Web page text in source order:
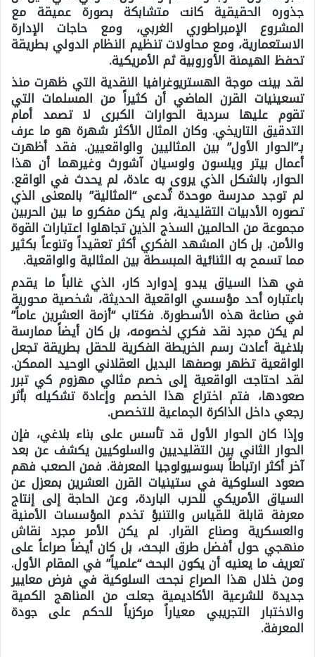
جذوره الحقيقية كانت متشابكة بصورة عميقة مع
المشروع الإمبراطوري الغربي، ومع حاجات الإدارة
الاستعمارية، ومع محاولات تنظيم النظام الدولي بطريقة
تحفظ الهيمنة الأوروبية ثم الأمريكية.
لقد بينت موجة الهستريوغرافيا النقدية التي ظهرت منذ
تسعينيات القرن الماضي أن كثيراً من المسلمات التي
تقوم عليها سردية الحوارات الكبرى لا تصمد أمام
التدقيق التاريخي. وكان المثال الأكثر شهرة هو ما عرف
بـ”الحوار الأول” بين المثاليين والواقعيين. فقد أظهرت
أعمال بيتر ويلسون ولوسيان آشورث وغيرهما أن هذا
الحوار، بالشكل الذي يروى به عادة، لم يحدث في الواقع.
لم توجد مدرسة موحدة تُدعى “المثالية” بالمعنى الذي
تصوره الأدبيات التقليدية، ولم يكن مفكرو ما بين الحربين
مجموعة من الحالمين السذج الذين تجاهلوا اعتبارات القوة
والأمن. بل كان المشهد الفكري أكثر تعقيداً وتنوعاً بكثير
مما تسمح به الثنائية المبسطة بين المثالية والواقعية.
في هذا السياق يبدو إدوارد كار، الذي غالباً ما يقدم
باعتباره أحد مؤسسي الواقعية الحديثة، شخصية محورية
في صناعة هذه الأسطورة. فكتاب“أزمة العشرين عاماً”
لم يكن مجرد نقد فكري لخصومه، بل كان أيضاً ممارسة
بلاغية أعادت رسم الخريطة الفكرية للحقل بطريقة تجعل
الواقعية تظهر بوصفها البديل العقلاني الوحيد الممكن.
لقد احتاجت الواقعية إلى خصم مثالي مهزوم كي تبرر
صعودها، فتم اختراع هذا الخصم وإعادة تشكيله بأثر
رجعي داخل الذاكرة الجماعية للتخصص.
وإذا كان الحوار الأول قد تأسس على بناء بلاغي، فإن
الحوار الثاني بين التقليديين والسلوكيين يكشف عن بعد
آخر أكثر ارتباطاً بسوسيولوجيا المعرفة. فمن الصعب فهم
صعود السلوكية في ستينيات القرن العشرين بمعزل عن
السياق الأمريكي للحرب الباردة، وعن الحاجة إلى إنتاج
معرفة قابلة للقياس والتنبؤ تخدم المؤسسات الأمنية
والعسكرية وصناع القرار. لم يكن الأمر مجرد نقاش
منهجي حول أفضل طرق البحث، بل كان أيضاً صراعاً على
تعريف ما يعنيه أن يكون البحث “علمياً” في المقام الأول.
ومن خلال هذا الصراع نجحت السلوكية في فرض معايير
جديدة للشرعية الأكاديمية جعلت من المناهج الكمية
والاختبار التجريبي معياراً مركزياً للحكم على جودة
المعرفة.